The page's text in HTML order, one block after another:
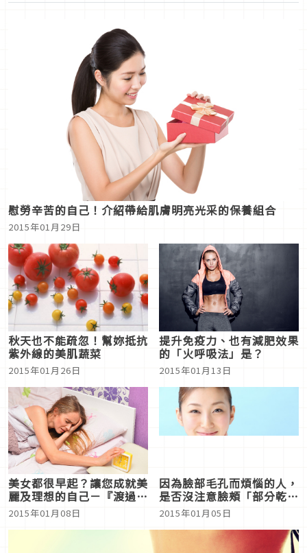
慰勞辛苦的自己！介紹帶給肌膚明亮光采的保養組合
2015年01月29日
秋天也不能疏忽！幫妳抵抗
紫外線的美肌蔬菜
2015年01月26日
提升免疫力、也有減肥效果
的「火呼吸法」是？
2015年01月13日
美女都很早起？讓您成就美
麗及理想的自己－『渡過早
晨的好方法』
2015年01月08日
因為臉部毛孔而煩惱的人，
是否沒注意臉頰「部分乾
燥」!?
2015年01月05日